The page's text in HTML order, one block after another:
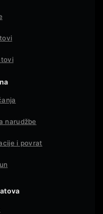
narudžbe
i povrat